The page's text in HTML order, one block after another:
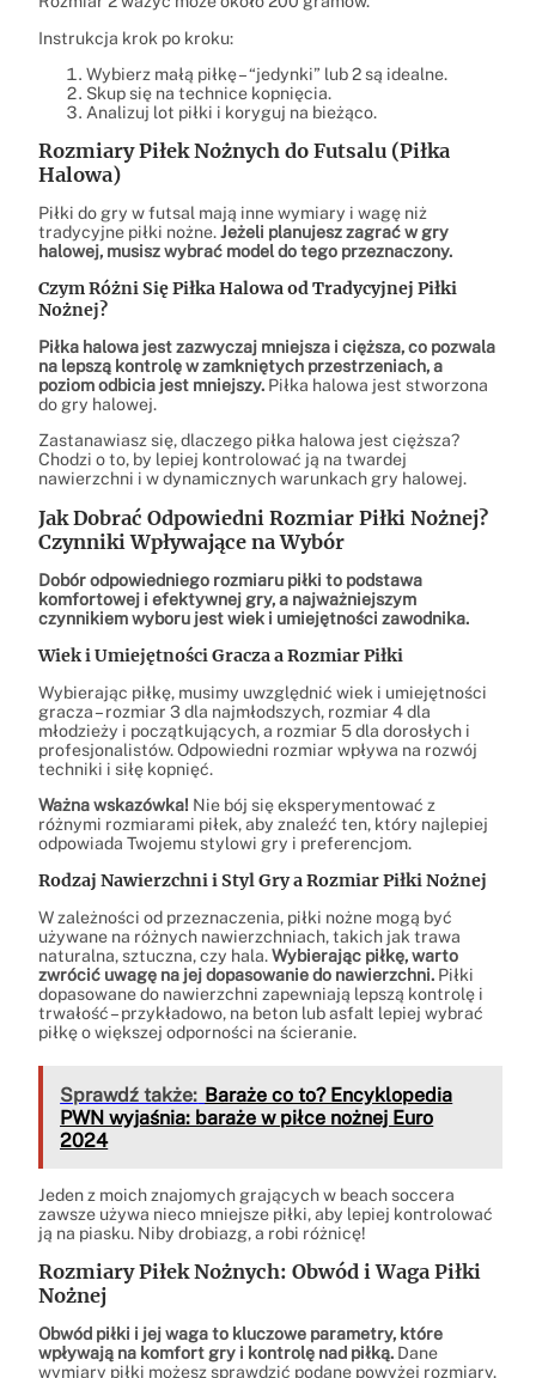
Instrukcja krok po kroku:
Wybierz małą piłkę – “jedynki” lub 2 są idealne.
Skup się na technice kopnięcia.
Analizuj lot piłki i koryguj na bieżąco.
Rozmiary Piłek Nożnych do Futsalu (Piłka
Halowa)
Piłki do gry w futsal mają inne wymiary i wagę niż
tradycyjne piłki nożne.Jeżeli planujesz zagrać w gry
halowej, musisz wybrać model do tego przeznaczony.
Czym Różni Się Piłka Halowa od Tradycyjnej Piłki
Nożnej?
Piłka halowa jest zazwyczaj mniejsza i cięższa, co pozwala
na lepszą kontrolę w zamkniętych przestrzeniach, a
poziom odbicia jest mniejszy. Piłka halowa jest stworzona
do gry halowej.
Zastanawiasz się, dlaczego piłka halowa jest cięższa?
Chodzi o to, by lepiej kontrolować ją na twardej
nawierzchni i w dynamicznych warunkach gry halowej.
Jak Dobrać Odpowiedni Rozmiar Piłki Nożnej?
Czynniki Wpływające na Wybór
Dobór odpowiedniego rozmiaru piłki to podstawa
komfortowej i efektywnej gry, a najważniejszym
czynnikiem wyboru jest wiek i umiejętności zawodnika.
Wiek i Umiejętności Gracza a Rozmiar Piłki
Wybierając piłkę, musimy uwzględnić wiek i umiejętności
gracza – rozmiar 3 dla najmłodszych, rozmiar 4 dla
młodzieży i początkujących, a rozmiar 5 dla dorosłych i
profesjonalistów. Odpowiedni rozmiar wpływa na rozwój
techniki i siłę kopnięć.
Ważna wskazówka! Nie bój się eksperymentować z
różnymi rozmiarami piłek, aby znaleźć ten, który najlepiej
odpowiada Twojemu stylowi gry i preferencjom.
Rodzaj Nawierzchni i Styl Gry a Rozmiar Piłki Nożnej
W zależności od przeznaczenia, piłki nożne mogą być
używane na różnych nawierzchniach, takich jak trawa
naturalna, sztuczna, czy hala.Wybierając piłkę, warto
zwrócić uwagę na jej dopasowanie do nawierzchni. Piłki
dopasowane do nawierzchni zapewniają lepszą kontrolę i
trwałość – przykładowo, na beton lub asfalt lepiej wybrać
piłkę o większej odporności na ścieranie.
Sprawdź także: Baraże co to? Encyklopedia
PWN wyjaśnia: baraże w piłce nożnej Euro
2024
Jeden z moich znajomych grających w beach soccera
zawsze używa nieco mniejsze piłki, aby lepiej kontrolować
ją na piasku. Niby drobiazg, a robi różnicę!
Rozmiary Piłek Nożnych: Obwód i Waga Piłki
Nożnej
Obwód piłki i jej waga to kluczowe parametry, które
wpływają na komfort gry i kontrolę nad piłką. Dane
wymiary piłki możesz sprawdzić podane powyżej rozmiary.